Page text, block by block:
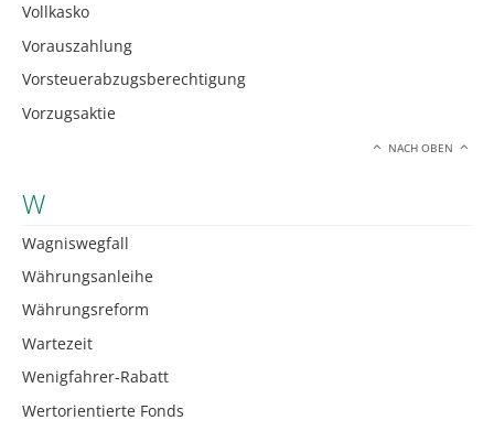
Vollkasko
Vorauszahlung
Vorsteuerabzugsberechtigung
Vorzugsaktie
NACH OBEN
W
Wagniswegfall
Währungsanleihe
Währungsreform
Wartezeit
Wenigfahrer-Rabatt
Wertorientierte Fonds